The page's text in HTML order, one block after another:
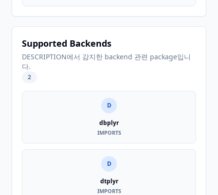
Supported Backends
DESCRIPTION에서 감지한 backend 관련 package입니
다.
2
D
dbplyr
IMPORTS
D
dtplyr
IMPORTS